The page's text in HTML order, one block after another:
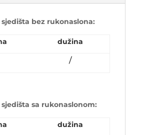
bez rukonaslona:
dužina
/
sa rukonaslonom:
dužina